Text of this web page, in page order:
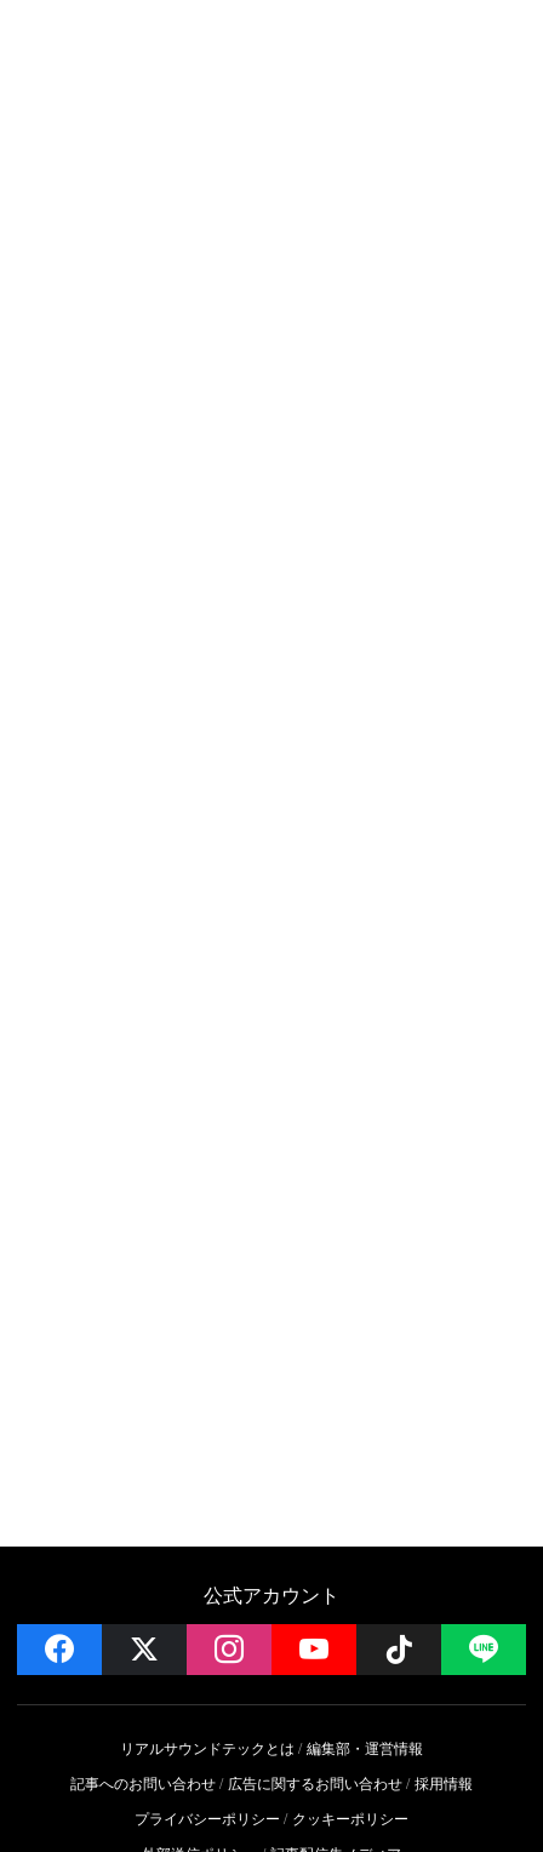
公式アカウント
facebook instagramYouTube Follow
リアルサウンドテックとは
編集部・運営情報
記事へのお問い合わせ
広告に関するお問い合わせ 採用情報
プライバシーポリシー
クッキーポリシー